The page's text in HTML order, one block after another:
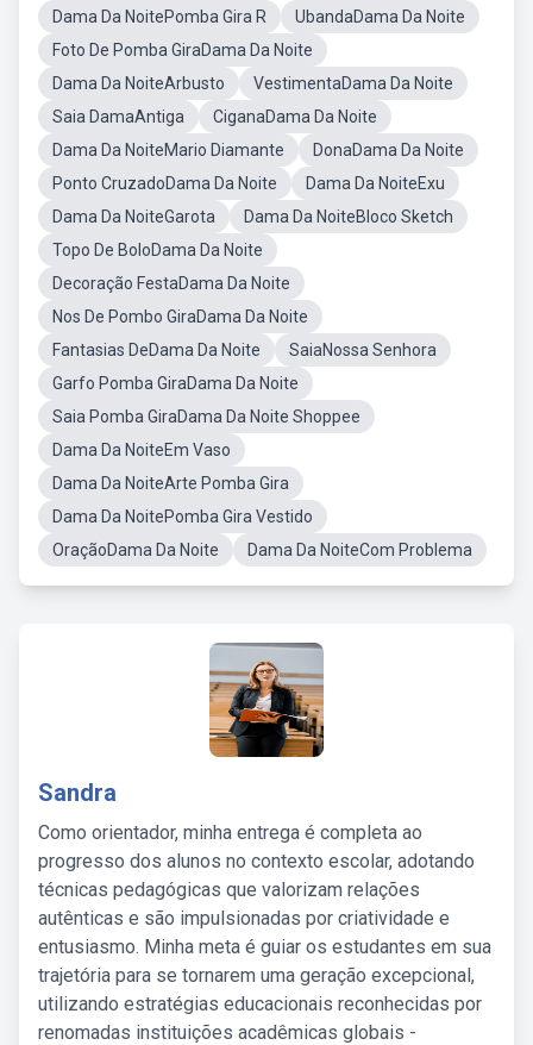
Dama Da NoitePomba Gira R
UbandaDama Da Noite
Foto De Pomba GiraDama Da Noite
Dama Da NoiteArbusto
VestimentaDama Da Noite
Saia DamaAntiga
CiganaDama Da Noite
Dama Da NoiteMario Diamante
DonaDama Da Noite
Ponto CruzadoDama Da Noite
Dama Da NoiteExu
Dama Da NoiteGarota
Dama Da NoiteBloco Sketch
Topo De BoloDama Da Noite
Decoração FestaDama Da Noite
Nos De Pombo GiraDama Da Noite
Fantasias DeDama Da Noite
SaiaNossa Senhora
Garfo Pomba GiraDama Da Noite
Saia Pomba GiraDama Da Noite Shoppee
Dama Da NoiteEm Vaso
Dama Da NoiteArte Pomba Gira
Dama Da NoitePomba Gira Vestido
OraçãoDama Da Noite
Dama Da NoiteCom Problema
Sandra
Como orientador, minha entrega é completa ao
progresso dos alunos no contexto escolar, adotando
técnicas pedagógicas que valorizam relações
autênticas e são impulsionadas por criatividade e
entusiasmo. Minha meta é guiar os estudantes em sua
trajetória para se tornarem uma geração excepcional,
utilizando estratégias educacionais reconhecidas por
renomadas instituições acadêmicas globais -